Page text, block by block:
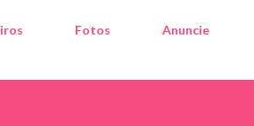
Fotos Anuncie